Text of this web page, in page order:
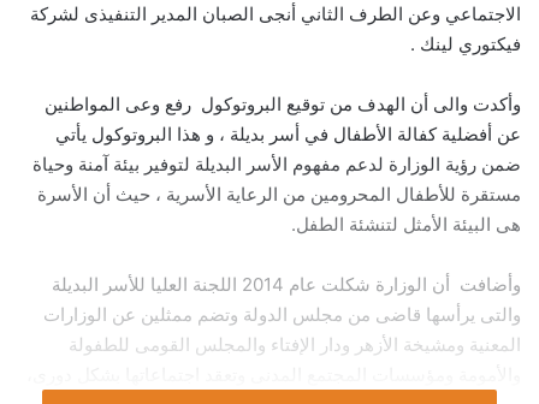
الاجتماعي وعن الطرف الثاني أنجى الصبان المدير التنفيذى لشركة
فيكتوري لينك .
وأكدت والى أن الهدف من توقيع البروتوكول رفع وعى المواطنين
عن أفضلية كفالة الأطفال في أسر بديلة ، و هذا البروتوكول يأتي
ضمن رؤية الوزارة لدعم مفهوم الأسر البديلة لتوفير بيئة آمنة وحياة
مستقرة للأطفال المحرومين من الرعاية الأسرية ، حيث أن الأسرة
هى البيئة الأمثل لتنشئة الطفل.
وأضافت أن الوزارة شكلت عام 2014 اللجنة العليا للأسر البديلة
والتى يرأسها قاضى من مجلس الدولة وتضم ممثلين عن الوزارات
المعنية ومشيخة الأزهر ودار الإفتاء والمجلس القومى للطفولة